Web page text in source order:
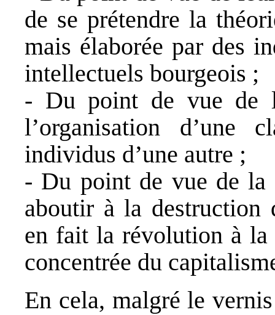
de se prétendre la
mais élaborée par des
intellectuels bourgeois ;
- Du point de vue de
l’organisation d’une
individus d’une autre ;
- Du point de vue de la
aboutir à la destruction
en fait la révolution à la
concentrée du
En cela, malgré le